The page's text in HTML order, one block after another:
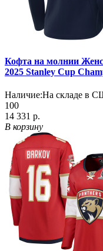
Кофта на молнии
2025 Stanley Cup
Наличие:На складе в
100
14 331 р.
В корзину